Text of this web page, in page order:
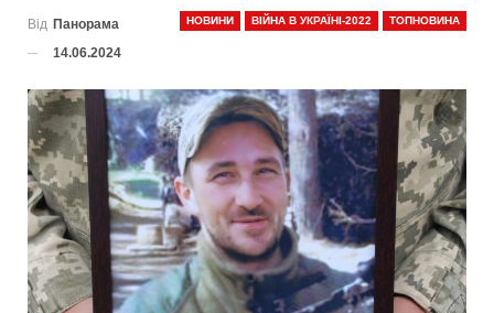
НОВИНИ ВІЙНА В УКРАЇНІ-2022 ТОПНОВИНА
Від Панорама
14.06.2024